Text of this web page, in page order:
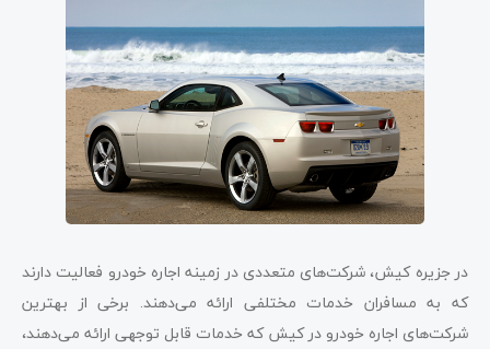
در جزیره کیش، شرکت‌های متعددی در زمینه اجاره خودرو فعالیت دارند
که به مسافران خدمات مختلفی ارائه می‌دهند. برخی از بهترین
شرکت‌های اجاره خودرو در کیش که خدمات قابل توجهی ارائه می‌دهند،